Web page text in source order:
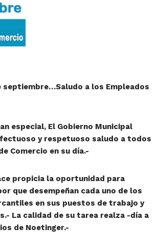
septiembre…Saludo a los Empleados
especial, El Gobierno Municipal
y respetuoso saludo a todos
Comercio en su día.-
propicia la oportunidad para
que desempeñan cada uno de los
en sus puestos de trabajo y
La calidad de su tarea realza -día a
de Noetinger.-